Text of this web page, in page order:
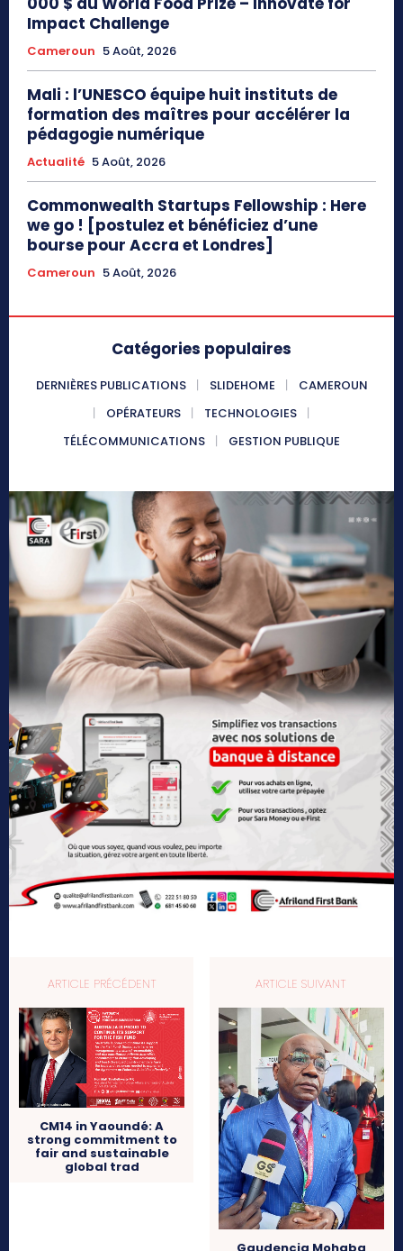
Impact Challenge
Cameroun 5 Août, 2026
Mali : l’UNESCO équipe huit instituts de
formation des maîtres pour accélérer la
pédagogie numérique
Actualité 5 Août, 2026
Commonwealth Startups Fellowship : Here
we go ! [postulez et bénéficiez d’une
bourse pour Accra et Londres]
Cameroun 5 Août, 2026
Catégories populaires
DERNIÈRES PUBLICATIONS SLIDEHOME
CAMEROUN
OPÉRATEURS
TECHNOLOGIES
TÉLÉCOMMUNICATIONS
GESTION PUBLIQUE
ARTICLE PRÉCÉDENT
CM14 in Yaoundé: A
strong commitment to
fair and sustainable
global trad
ARTICLE SUIVANT